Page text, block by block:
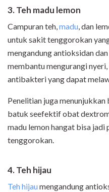
3. Teh madu lemon
Campuran teh,madu, dan
untuk sakit tenggorokan
mengandung antioksidan
membantu mengurangi
antibakteri yang dapat
Penelitian juga
batuk seefektif obat
madu lemon hangat bisa jadi
tenggorokan.
4. Teh hijau
Teh hijaumengandung